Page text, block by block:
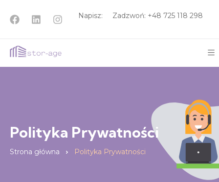
Napisz: Zadzwoń: +48 725 118 298
Polityka Prywatności
Strona główna Polityka Prywatności